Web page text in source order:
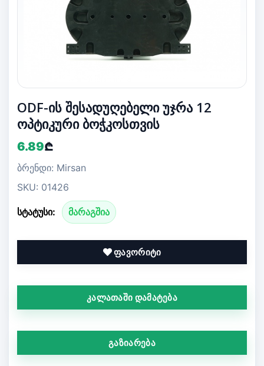
ODF-ის შესადუღებელი უჯრა 12
ოპტიკური ბოჭკოსთვის
6.89₾
ბრენდი: Mirsan
SKU: 01426
სტატუსი: მარაგშია
ფავორიტი
კალათაში დამატება
გაზიარება